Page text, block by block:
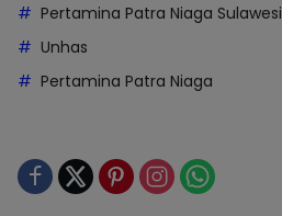
Pertamina Patra Niaga Sulawesi
Unhas
Pertamina Patra Niaga